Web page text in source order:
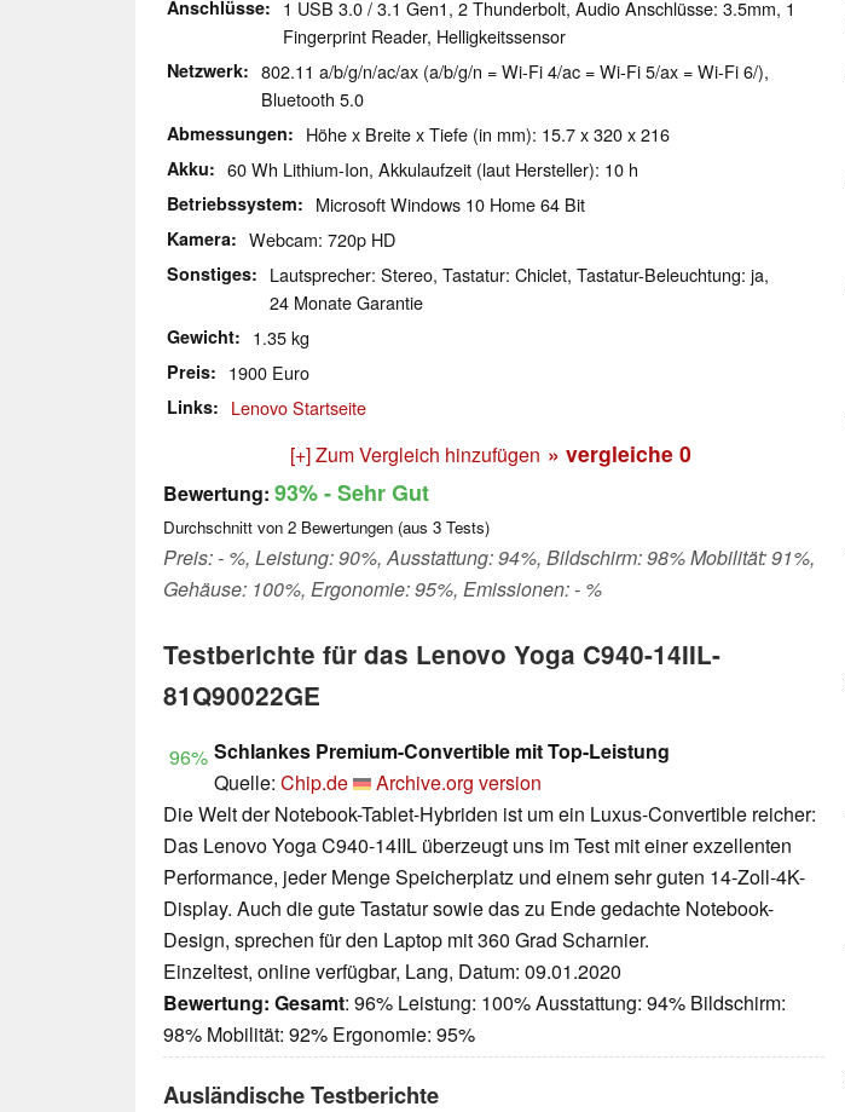
Anschlüsse
1 USB 3.0 / 3.1 Gen1, 2 Thunderbolt, Audio Anschlüsse: 3.5mm, 1
Fingerprint Reader, Helligkeitssensor
Netzwerk
802.11 a/b/g/n/ac/ax (a/b/g/n = Wi-Fi 4/ac = Wi-Fi 5/ax = Wi-Fi 6/),
Bluetooth 5.0
Abmessungen Höhe x Breite x Tiefe (in mm): 15.7 x 320 x 216
Akku 60 Wh Lithium-Ion, Akkulaufzeit (laut Hersteller): 10 h
Betriebssystem Microsoft Windows 10 Home 64 Bit
Kamera Webcam: 720p HD
Sonstiges
Lautsprecher: Stereo, Tastatur: Chiclet, Tastatur-Beleuchtung: ja,
24 Monate Garantie
Gewicht 1.35 kg
Preis 1900 Euro
Links Lenovo Startseite
[+] Zum Vergleich hinzufügen » vergleiche 0
Bewertung: 93%- Sehr Gut
Durchschnitt von 2 Bewertungen (aus 3 Tests)
Preis: - %, Leistung: 90%, Ausstattung: 94%, Bildschirm: 98% Mobilität: 91%,
Gehäuse: 100%, Ergonomie: 95%, Emissionen: - %
Testberichte für das Lenovo Yoga C940-14IIL-
81Q90022GE
96% Schlankes Premium-Convertible mit Top-Leistung
Quelle: Chip.de
Archive.org version
Die Welt der Notebook-Tablet-Hybriden ist um ein Luxus-Convertible reicher:
Das Lenovo Yoga C940-14IIL überzeugt uns im Test mit einer exzellenten
Performance, jeder Menge Speicherplatz und einem sehr guten 14-Zoll-4K-
Display. Auch die gute Tastatur sowie das zu Ende gedachte Notebook-
Design, sprechen für den Laptop mit 360 Grad Scharnier.
Einzeltest, online verfügbar, Lang, Datum: 09.01.2020
Bewertung: Gesamt: 96% Leistung: 100% Ausstattung: 94% Bildschirm:
98% Mobilität: 92% Ergonomie: 95%
Ausländische Testberichte